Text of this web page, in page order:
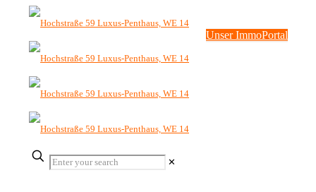
Unser ImmoPortal
✕